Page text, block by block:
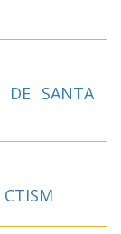
DE SANTA